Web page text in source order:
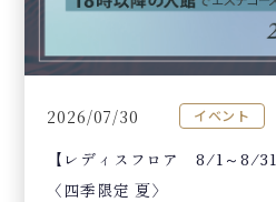
2026/07/30 イベント
【レディスフロア 8/1～8/
〈四季限定 夏〉